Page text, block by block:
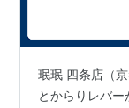
珉珉 四条店（
とからりレバ